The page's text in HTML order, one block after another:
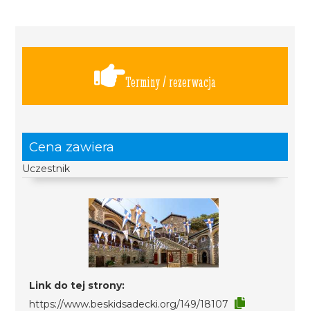
Terminy / rezerwacja
Cena zawiera
Uczestnik
Link do tej strony:
https://www.beskidsadecki.org/149/18107